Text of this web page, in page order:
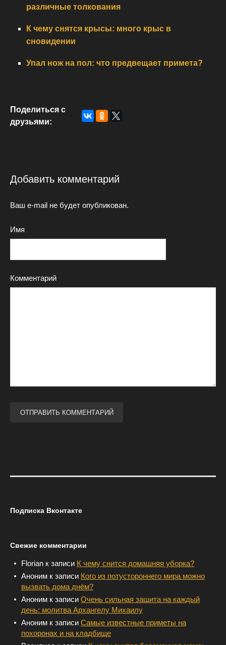
различные толкования
К чему снятся крысы: много крыс в
сновидении
Упал нож на пол: что предвещает примета?
Поделиться с
друзьями:
Добавить комментарий
Ваш e-mail не будет опубликован.
Имя
Комментарий
Подписка Вконтакте
Свежие комментарии
Florian к записи К чему снится домашняя уборка?
Аноним к записи Кого из потустороннего мира можно
вызвать дома днём?
Аноним к записи Очень сильная защита на каждый
день: молитва Архангелу Михаилу
Аноним к записи Самые известные приметы на
похоронах и на кладбище